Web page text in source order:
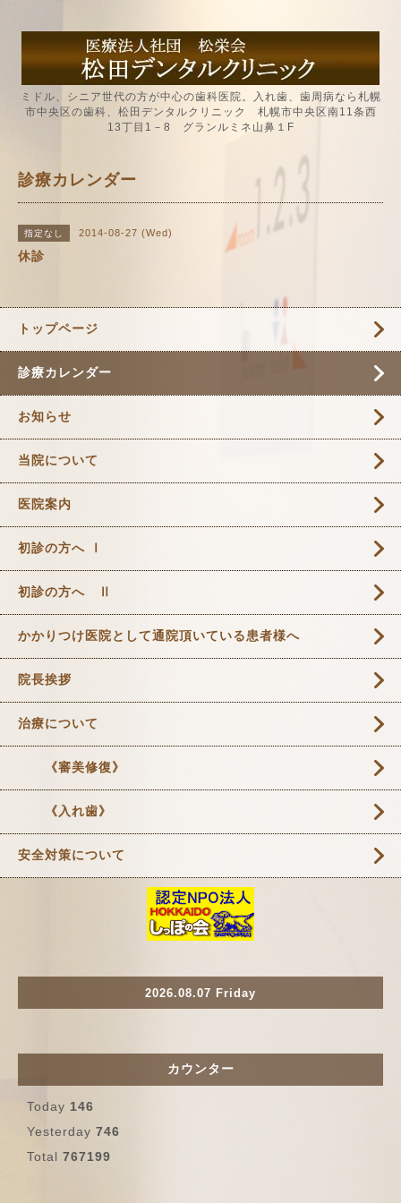
ミドル、シニア世代の方が中心の歯科医院。入れ歯、歯周病なら札幌
市中央区の歯科、松田デンタルクリニック 札幌市中央区南11条西
13丁目1－8 グランルミネ山鼻１F
診療カレンダー
指定なし 2014-08-27 (Wed)
休診
トップページ
診療カレンダー
お知らせ
当院について
医院案内
初診の方へ Ⅰ
初診の方へ Ⅱ
かかりつけ医院として通院頂いている患者様へ
院長挨拶
治療について
《審美修復》
《入れ歯》
安全対策について
2026.08.07 Friday
カウンター
Today 146
Yesterday 746
Total 767199